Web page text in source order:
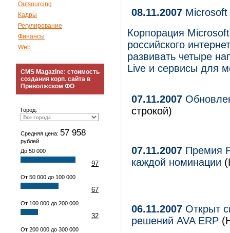
Outsourcing
Кадры
Регулирование
Финансы
Web
CMS Magazine: стоимость
создания корп. сайта в
Приволжском ФО
Город:
Средняя цена: 57 958
рублей
До 50 000
97
От 50 000 до 100 000
67
От 100 000 до 200 000
32
От 200 000 до 300 000
08.11.2007 Microsoft
Корпорация
российского
развивать четыре
Live и сервисы для
07.11.2007
строкой)
07.11.2007 Премия
каждой номинации
06.11.2007 Открыт
решений AVA ERP